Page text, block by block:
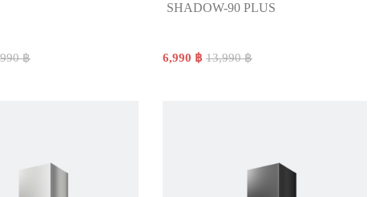
฿
SHADOW-90 PLUS
6,990 ฿ 13,990 ฿